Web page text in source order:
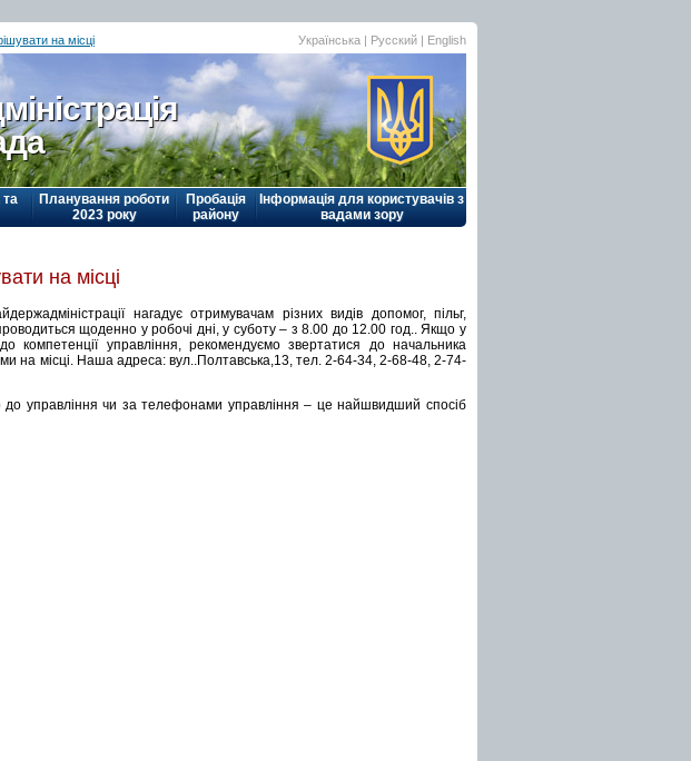
на місці Українська | Русский | English
Планування роботи
2023 року
Пробація
району
Інформація для користувачів з
вадами зору
на місці
нагадує отримувачам різних видів допомог, пільг,
щоденно у робочі дні, у суботу – з 8.00 до 12.00 год.. Якщо у
компетенції управління, рекомендуємо звертатися до начальника
на місці. Наша адреса: вул..Полтавська,13, тел. 2-64-34, 2-68-48, 2-74-
до управління чи за телефонами управління – це найшвидший спосіб